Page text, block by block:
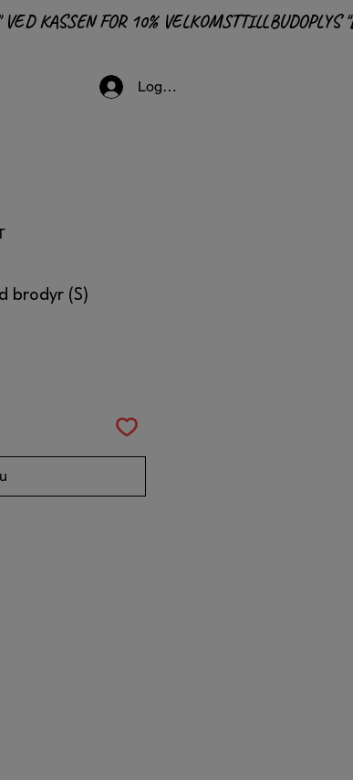
Logga in
brodyr (S)